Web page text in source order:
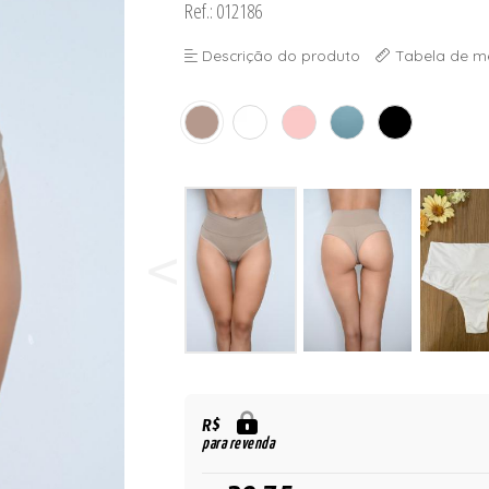
Ref.: 012186
Descrição do produto Tabela de
R$
para revenda